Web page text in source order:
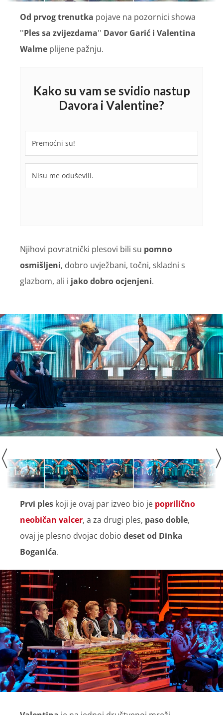
Od prvog trenutka pojave na pozornici showa
''Ples sa zvijezdama'' Davor Garić i Valentina
Walme plijene pažnju.
Kako su vam se svidio nastup
Davora i Valentine?
Premoćni su!
Nisu me oduševili.
Njihovi povratnički plesovi bili su pomno
osmišljeni, dobro uvježbani, točni, skladni s
glazbom, ali i jako dobro ocjenjeni.
Prvi ples koji je ovaj par izveo bio je poprilično
neobičan valcer, a za drugi ples, paso doble,
ovaj je plesno dvojac dobio deset od Dinka
Boganića.